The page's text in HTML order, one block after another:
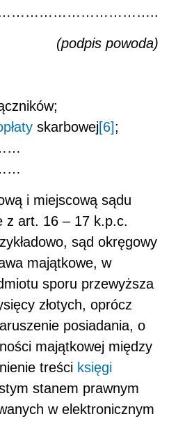
(podpis powoda)
skarbowej[6];
i miejscową sądu
z art. 16 – 17 k.p.c.
sąd okręgowy
majątkowe, w
sporu przewyższa
złotych, oprócz
posiadania, o
majątkowej między
treści księgi
stanem prawnym
w elektronicznym